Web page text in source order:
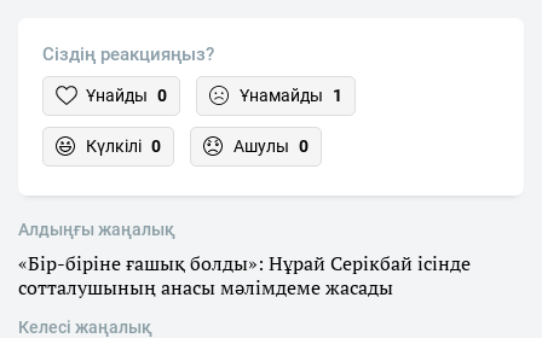
Сіздің реакцияңыз?
Ұнайды 0 Ұнамайды 1
Күлкілі 0 Ашулы 0
Алдыңғы жаңалық
«Бір-біріне ғашық болды»: Нұрай Серікбай ісінде
сотталушының анасы мәлімдеме жасады
Келесі жаңалық